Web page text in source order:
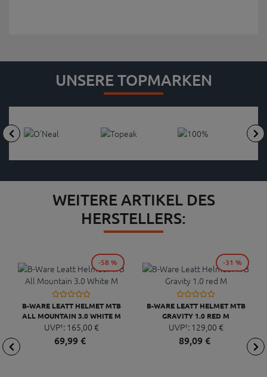
UNSERE TOPMARKEN
WEITERE ARTIKEL DES
HERSTELLERS:
B-WARE LEATT HELMET MTB
ALL MOUNTAIN 3.0 WHITE M
UVP¹: 165,00 €
69,99 €
-58 %
B-WARE LEATT HELMET MTB
GRAVITY 1.0 RED M
UVP¹: 129,00 €
89,09 €
-31 %